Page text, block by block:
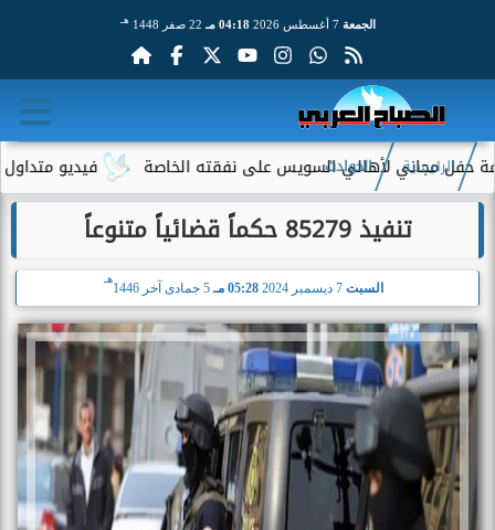
الجمعة 7 أغسطس 2026 04:18 مـ 22 صفر 1448 هـ
فيديو متداول لسيدة لأهالي السويس على نفقته الخاصة
الرئيسية الحوادث
تنفيذ 85279 حكماً قضائياً متنوعاً
السبت 7 ديسمبر 2024 05:28 مـ 5 جمادى آخر 1446
هـ